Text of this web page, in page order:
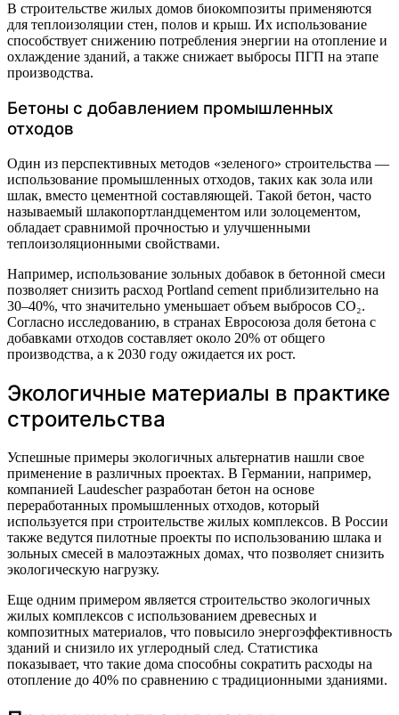
В строительстве жилых домов биокомпозиты применяются
для теплоизоляции стен, полов и крыш. Их использование
способствует снижению потребления энергии на отопление и
охлаждение зданий, а также снижает выбросы ПГП на этапе
производства.
Бетоны с добавлением промышленных
отходов
Один из перспективных методов «зеленого» строительства —
использование промышленных отходов, таких как зола или
шлак, вместо цементной составляющей. Такой бетон, часто
называемый шлакопортландцементом или золоцементом,
обладает сравнимой прочностью и улучшенными
теплоизоляционными свойствами.
Например, использование зольных добавок в бетонной смеси
позволяет снизить расход Portland cement приблизительно на
30–40%, что значительно уменьшает объем выбросов CO₂.
Согласно исследованию, в странах Евросоюза доля бетона с
добавками отходов составляет около 20% от общего
производства, а к 2030 году ожидается их рост.
Экологичные материалы в практике
строительства
Успешные примеры экологичных альтернатив нашли свое
применение в различных проектах. В Германии, например,
компанией Laudescher разработан бетон на основе
переработанных промышленных отходов, который
используется при строительстве жилых комплексов. В России
также ведутся пилотные проекты по использованию шлака и
зольных смесей в малоэтажных домах, что позволяет снизить
экологическую нагрузку.
Еще одним примером является строительство экологичных
жилых комплексов с использованием древесных и
композитных материалов, что повысило энергоэффективность
зданий и снизило их углеродный след. Статистика
показывает, что такие дома способны сократить расходы на
отопление до 40% по сравнению с традиционными зданиями.